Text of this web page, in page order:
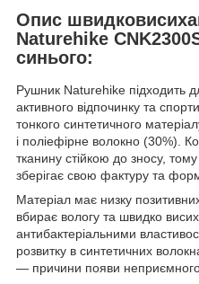
Опис
Naturehike
синього:
Рушник Naturehike підходить
активного відпочинку та
тонкого синтетичного
і поліефірне волокно (30%).
тканину стійкою до зносу,
зберігає свою фактуру та
Матеріал має низку
вбирає вологу та швидко
антибактеріальними
розвитку в синтетичних
— причини появи неприємного